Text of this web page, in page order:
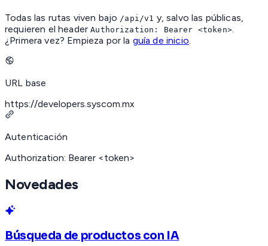
Todas las rutas viven bajo /api/v1 y, salvo las públicas,
requieren el header Authorization: Bearer <token>.
¿Primera vez? Empieza por la guía de inicio.
URL base
https://developers.syscom.mx
Autenticación
Authorization: Bearer <token>
Novedades
Búsqueda de productos con IA